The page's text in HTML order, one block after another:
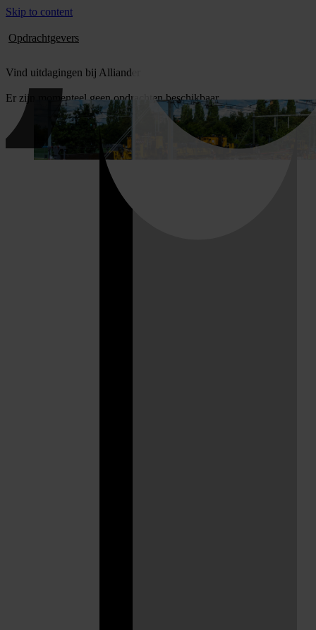
Skip to content
Opdrachtgevers
Vind uitdagingen bij Alliander
Er zijn momenteel geen opdrachten beschikbaar.